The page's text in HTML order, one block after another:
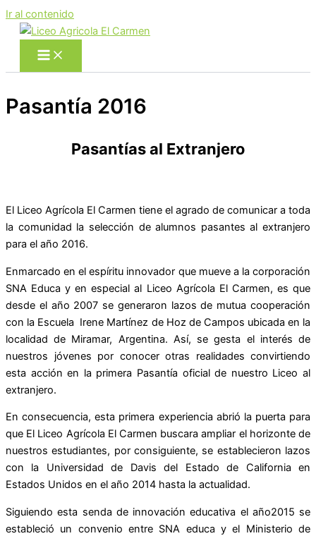
Ir al contenido
Pasantía 2016
Pasantías al Extranjero
El Liceo Agrícola El Carmen tiene el agrado de comunicar a toda
la comunidad la selección de alumnos pasantes al extranjero
para el año 2016.
Enmarcado en el espíritu innovador que mueve a la corporación
SNA Educa y en especial al Liceo Agrícola El Carmen, es que
desde el año 2007 se generaron lazos de mutua cooperación
con la Escuela Irene Martínez de Hoz de Campos ubicada en la
localidad de Miramar, Argentina. Así, se gesta el interés de
nuestros jóvenes por conocer otras realidades convirtiendo
esta acción en la primera Pasantía oficial de nuestro Liceo al
extranjero.
En consecuencia, esta primera experiencia abrió la puerta para
que El Liceo Agrícola El Carmen buscara ampliar el horizonte de
nuestros estudiantes, por consiguiente, se establecieron lazos
con la Universidad de Davis del Estado de California en
Estados Unidos en el año 2014 hasta la actualidad.
Siguiendo esta senda de innovación educativa el año2015 se
estableció un convenio entre SNA educa y el Ministerio de